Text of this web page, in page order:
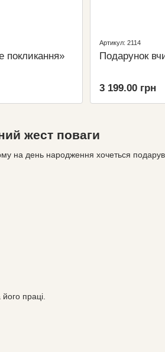
жест поваги
на день народження хочеться
праці.
покликання»
Артикул: 2114
Подарунок
3 199.00 грн